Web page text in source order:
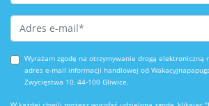
Email Address *
Wyrażam zgodę na otrzymywanie drogą elektroniczną
adres e-mail informacji handlowej od
Zwycięstwa 10, 44-100 Gliwice.